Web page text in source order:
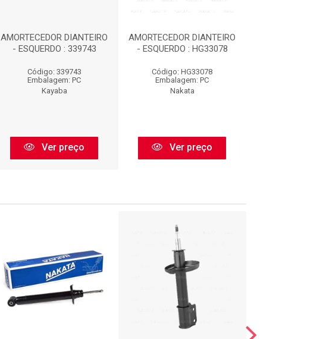
AMORTECEDOR DIANTEIRO
- ESQUERDO : 339743
Código: 339743
Embalagem: PC
Kayaba
Ver preço
AMORTECEDOR DIANTEIRO
- ESQUERDO : HG33078
Código: HG33078
Embalagem: PC
Nakata
Ver preço